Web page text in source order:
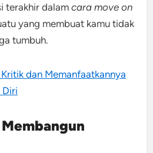
terakhir dalamcara move on
yang membuat kamu tidak
tumbuh.
dan Memanfaatkannya
Diri